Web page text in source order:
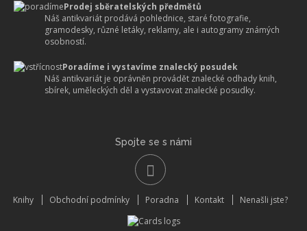
Prodej sběratelských předmětů
Náš antikvariát prodává pohlednice, staré fotografie,
gramodesky, různé letáky, reklamy, ale i autogramy známých
osobností.
Poradíme i vystavíme znalecký posudek
Náš antikvariát je oprávněn provádět znalecké odhady knih,
sbírek, uměleckých děl a vystavovat znalecké posudky.
Spojte se s námi
Knihy Obchodní podmínky Poradna Kontakt Nenašli jste?